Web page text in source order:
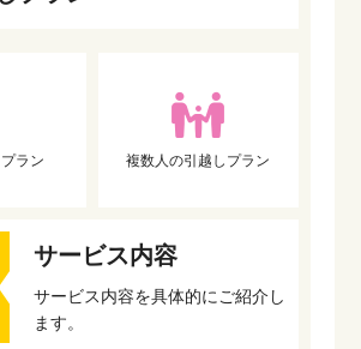
ラン 複数人の引越しプラン
サービス内容
サービス内容を具体的にご紹介し
ます。